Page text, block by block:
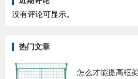
没有评论可显示。
热门文章
怎么才能提高框